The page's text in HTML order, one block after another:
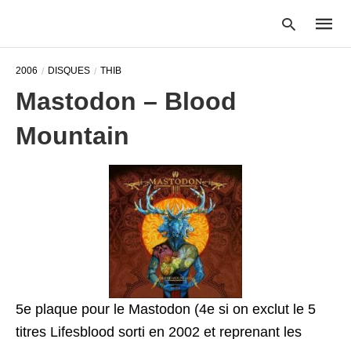
2006 DISQUES THIB
Mastodon – Blood
Mountain
5e plaque pour le Mastodon (4e si on exclut le 5
titres Lifesblood sorti en 2002 et reprenant les